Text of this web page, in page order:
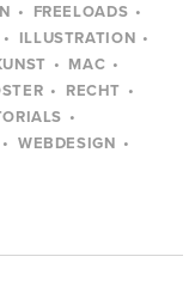
FREELOADS
ILLUSTRATION
MAC
RECHT
WEBDESIGN